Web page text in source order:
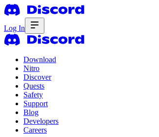
Log In
Download
Nitro
Discover
Quests
Safety
Support
Blog
Developers
Careers